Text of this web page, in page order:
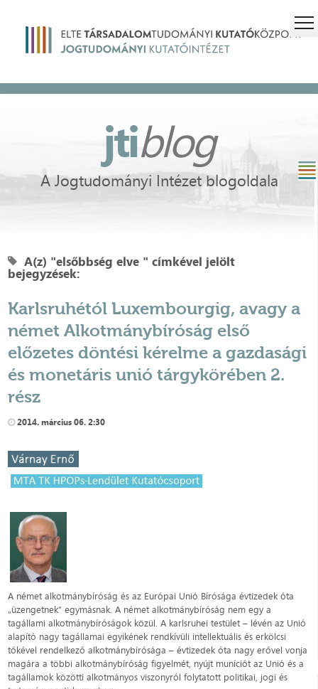
jtiblog
A Jogtudományi Intézet blogoldala
A(z) "elsőbbség elve " címkével jelölt
bejegyzések:
Karlsruhétól Luxembourgig, avagy a
német Alkotmánybíróság első
előzetes döntési kérelme a gazdasági
és monetáris unió tárgykörében 2.
rész
2014. március 06. 2:30
A német alkotmánybíróság és az Európai Unió Bírósága évtizedek óta
„üzengetnek” egymásnak. A német alkotmánybíróság nem egy a
tagállami alkotmánybíróságok közül. A karlsruhei testület – lévén az Unió
alapító nagy tagállamai egyikének rendkívüli intellektuális és erkölcsi
tőkével rendelkező alkotmánybírósága – évtizedek óta nagy erővel vonja
magára a többi alkotmánybíróság figyelmét, nyújt muníciót az Unió és a
tagállamok közötti alkotmányos viszonyról folytatott politikai, jogi és